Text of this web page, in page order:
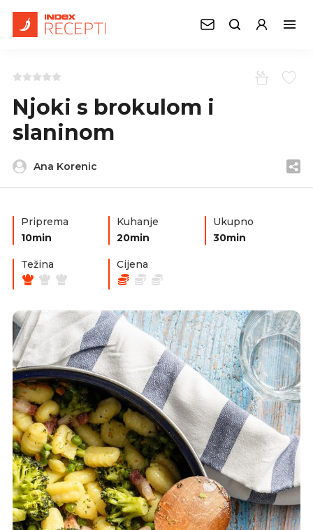
Njoki s brokulom i
slaninom
Ana Korenic
Priprema
10min
Kuhanje
20min
Ukupno
30min
Težina Cijena